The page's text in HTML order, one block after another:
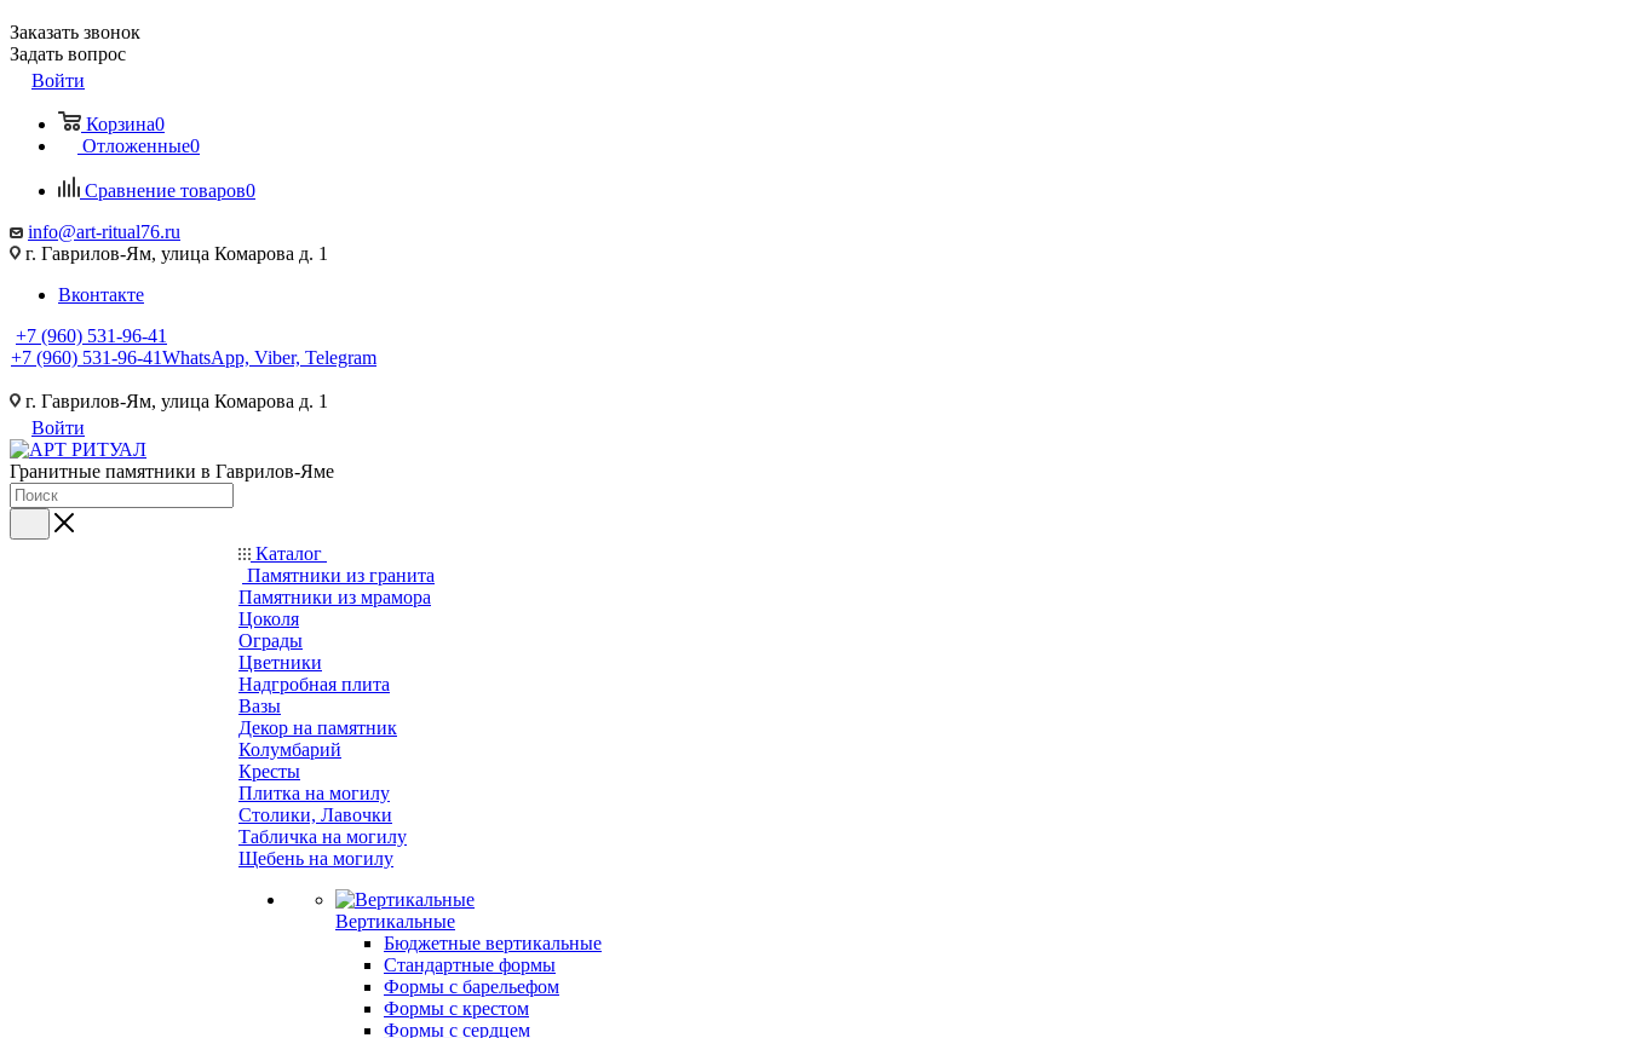
Заказать звонок
Задать вопрос
Войти
Корзина0
Отложенные0
Сравнение товаров0
info@art-ritual76.ru
г. Гаврилов-Ям, улица Комарова д. 1
Вконтакте
+7 (960) 531-96-41
+7 (960) 531-96-41WhatsApp, Viber, Telegram
г. Гаврилов-Ям, улица Комарова д. 1
Войти
Гранитные памятники в Гаврилов-Яме
Каталог
Памятники из гранита
Памятники из мрамора
Цоколя
Ограды
Цветники
Надгробная плита
Вазы
Декор на памятник
Колумбарий
Кресты
Плитка на могилу
Столики, Лавочки
Табличка на могилу
Щебень на могилу
Вертикальные
Бюджетные вертикальные
Стандартные формы
Формы с барельефом
Формы с крестом
Формы с сердцем